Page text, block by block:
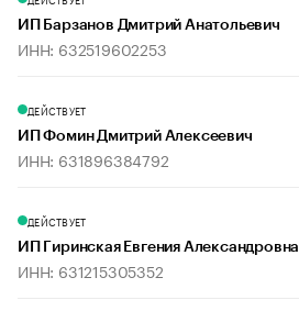
ИП Барзанов Дмитрий Анатольевич
ИНН: 632519602253
ДЕЙСТВУЕТ
ИП Фомин Дмитрий Алексеевич
ИНН: 631896384792
ДЕЙСТВУЕТ
ИП Гиринская Евгения Александровна
ИНН: 631215305352